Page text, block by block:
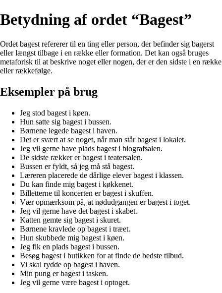
Betydning af ordet “Bagest”
Ordet bagest refererer til en ting eller person, der befinder sig bagerst
eller længst tilbage i en række eller formation. Det kan også bruges
metaforisk til at beskrive noget eller nogen, der er den sidste i en række
eller rækkefølge.
Eksempler på brug
Jeg stod bagest i køen.
Hun satte sig bagest i bussen.
Børnene legede bagest i haven.
Det er svært at se noget, når man står bagest i lokalet.
Jeg vil gerne have plads bagest i biografsalen.
De sidste rækker er bagest i teatersalen.
Bussen er fyldt, så jeg må stå bagest.
Læreren placerede de dårlige elever bagest i klassen.
Du kan finde mig bagest i køkkenet.
Billetterne til koncerten er bagest i skuffen.
Vær opmærksom på, at nødudgangen er bagest i toget.
Jeg vil gerne have det bagest i skabet.
Katten gemte sig bagest i skuret.
Børnene kravlede op bagest i træet.
Hun skubbede mig bagest i køen.
Jeg fik en plads bagest i bussen.
Besøg bagest i butikken for at finde de bedste tilbud.
Vi skal rydde op bagest i haven.
Min pung er bagest i tasken.
Jeg vil gerne være bagest i optoget.